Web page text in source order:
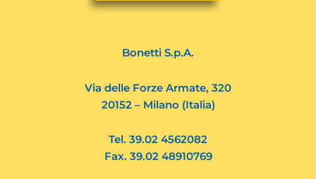
Bonetti S.p.A.
Via delle Forze Armate, 320
20152 – Milano (Italia)
Tel. 39.02 4562082
Fax. 39.02 48910769